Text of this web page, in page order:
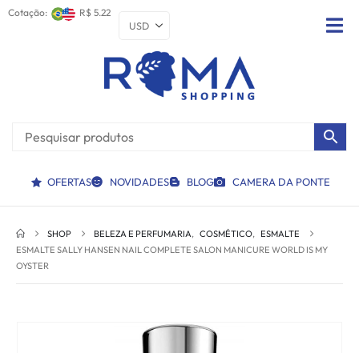
Cotação: R$ 5.22
OFERTAS NOVIDADES BLOG CAMERA DA PONTE
SHOP BELEZA E PERFUMARIA, COSMÉTICO, ESMALTE
ESMALTE SALLY HANSEN NAIL COMPLETE SALON MANICURE WORLD IS MY
OYSTER